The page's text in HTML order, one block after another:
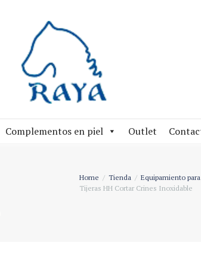
Complementos en piel Outlet
Home Tienda
Equipamiento
Tijeras HH Cortar Crines Inoxidable